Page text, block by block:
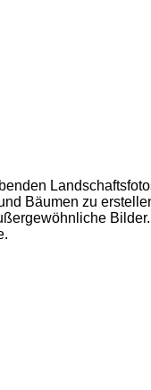
Bäumen zu